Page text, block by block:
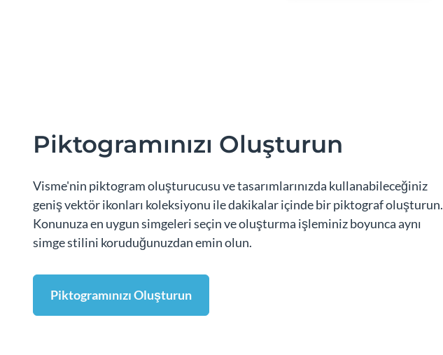
Piktogramınızı Oluşturun
Visme'nin piktogram oluşturucusu ve tasarımlarınızda kullanabileceğiniz
geniş vektör ikonları koleksiyonu ile dakikalar içinde bir piktograf oluşturun.
Konunuza en uygun simgeleri seçin ve oluşturma işleminiz boyunca aynı
simge stilini koruduğunuzdan emin olun.
Piktogramınızı Oluşturun